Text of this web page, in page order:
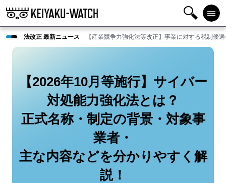
検
索
メニ
ュー
法改正 最新ニュース 【産業競争力強化法等改正】事業に対する税制優
【2026年10月等施行】サイバー
対処能力強化法とは？
正式名称・制定の背景・対象事
業者・
主な内容などを分かりやすく解
説！